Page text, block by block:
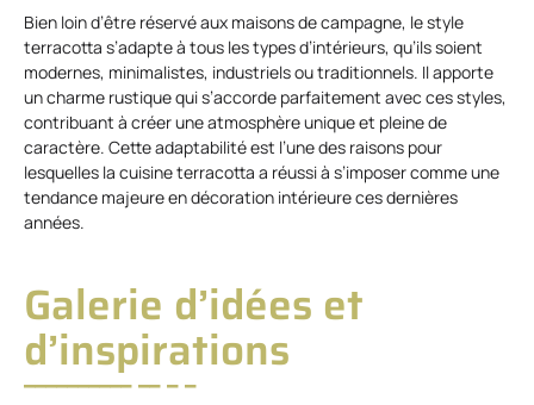
Bien loin d’être réservé aux maisons de campagne, le style
terracotta s’adapte à tous les types d’intérieurs, qu’ils soient
modernes, minimalistes, industriels ou traditionnels. Il apporte
un charme rustique qui s’accorde parfaitement avec ces styles,
contribuant à créer une atmosphère unique et pleine de
caractère. Cette adaptabilité est l’une des raisons pour
lesquelles la cuisine terracotta a réussi à s’imposer comme une
tendance majeure en décoration intérieure ces dernières
années.
Galerie d’idées et
d’inspirations